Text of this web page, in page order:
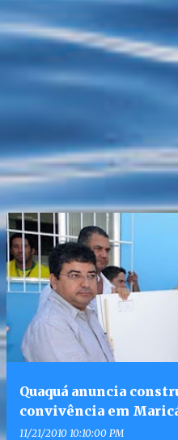
Quaquá anuncia
convivência em
11/21/2010 10:10:00 PM